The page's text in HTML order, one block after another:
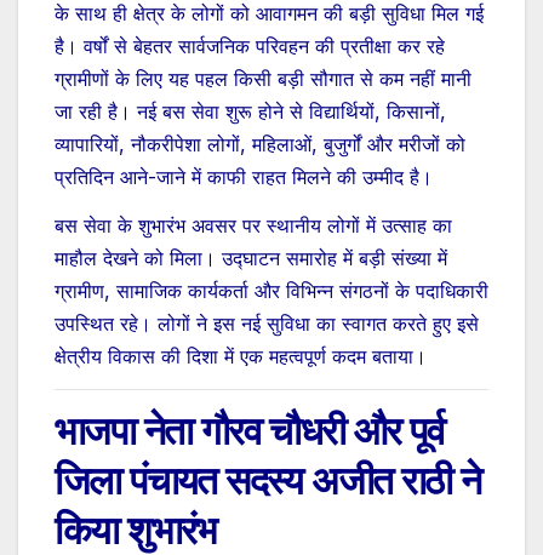
के साथ ही क्षेत्र के लोगों को आवागमन की बड़ी सुविधा मिल गई
है। वर्षों से बेहतर सार्वजनिक परिवहन की प्रतीक्षा कर रहे
ग्रामीणों के लिए यह पहल किसी बड़ी सौगात से कम नहीं मानी
जा रही है। नई बस सेवा शुरू होने से विद्यार्थियों, किसानों,
व्यापारियों, नौकरीपेशा लोगों, महिलाओं, बुजुर्गों और मरीजों को
प्रतिदिन आने-जाने में काफी राहत मिलने की उम्मीद है।
बस सेवा के शुभारंभ अवसर पर स्थानीय लोगों में उत्साह का
माहौल देखने को मिला। उद्घाटन समारोह में बड़ी संख्या में
ग्रामीण, सामाजिक कार्यकर्ता और विभिन्न संगठनों के पदाधिकारी
उपस्थित रहे। लोगों ने इस नई सुविधा का स्वागत करते हुए इसे
क्षेत्रीय विकास की दिशा में एक महत्वपूर्ण कदम बताया।
भाजपा नेता गौरव चौधरी और पूर्व
जिला पंचायत सदस्य अजीत राठी ने
किया शुभारंभ